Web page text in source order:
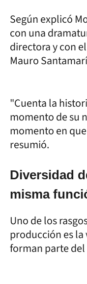
Según explicó
con una
directora y con
Mauro
"Cuenta la
momento de su
momento en
resumió.
Diversidad
misma
Uno de los
producción es
forman parte